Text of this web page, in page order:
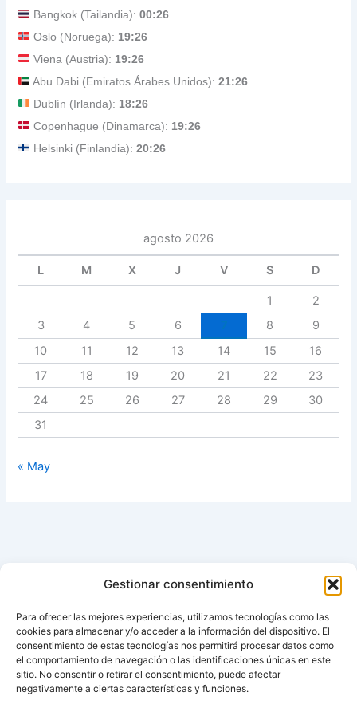
Gestionar consentimiento
Para ofrecer las mejores experiencias, utilizamos tecnologías como las
cookies para almacenar y/o acceder a la información del dispositivo. El
consentimiento de estas tecnologías nos permitirá procesar datos como
el comportamiento de navegación o las identificaciones únicas en este
sitio. No consentir o retirar el consentimiento, puede afectar
negativamente a ciertas características y funciones.
Bangkok (Tailandia):00:26
Oslo (Noruega): 19:26
Viena (Austria): 19:26
Abu Dabi (Emiratos Árabes Unidos):21:26
Dublín (Irlanda): 18:26
Copenhague (Dinamarca): 19:26
Helsinki (Finlandia):20:26
agosto 2026
L M X J V S D
1
2
3
4 5 6 8
9
10
11 12 13 14 15
16
17
18 19 20 21 22
23
24
25 26 27 28 29
30
31
« May